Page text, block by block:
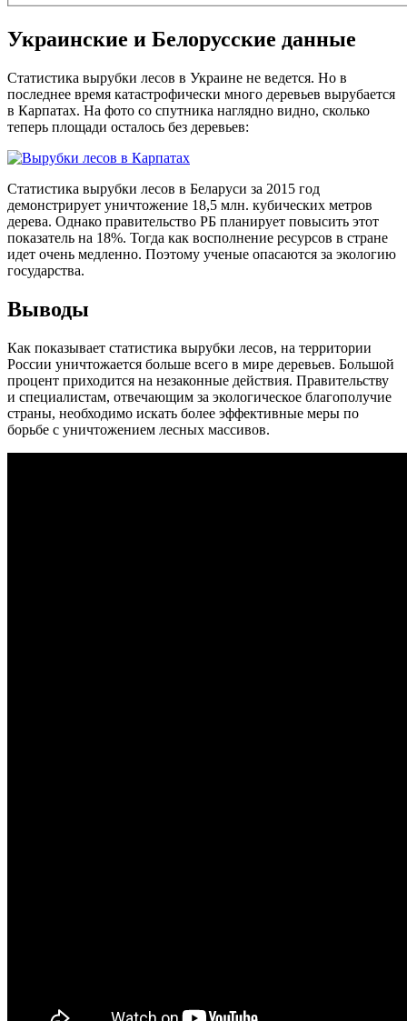
Украинские и Белорусские данные
Статистика вырубки лесов в Украине не ведется. Но в
последнее время катастрофически много деревьев вырубается
в Карпатах. На фото со спутника наглядно видно, сколько
теперь площади осталось без деревьев:
Статистика вырубки лесов в Беларуси за 2015 год
демонстрирует уничтожение 18,5 млн. кубических метров
дерева. Однако правительство РБ планирует повысить этот
показатель на 18%. Тогда как восполнение ресурсов в стране
идет очень медленно. Поэтому ученые опасаются за экологию
государства.
Выводы
Как показывает статистика вырубки лесов, на территории
России уничтожается больше всего в мире деревьев. Большой
процент приходится на незаконные действия. Правительству
и специалистам, отвечающим за экологическое благополучие
страны, необходимо искать более эффективные меры по
борьбе с уничтожением лесных массивов.